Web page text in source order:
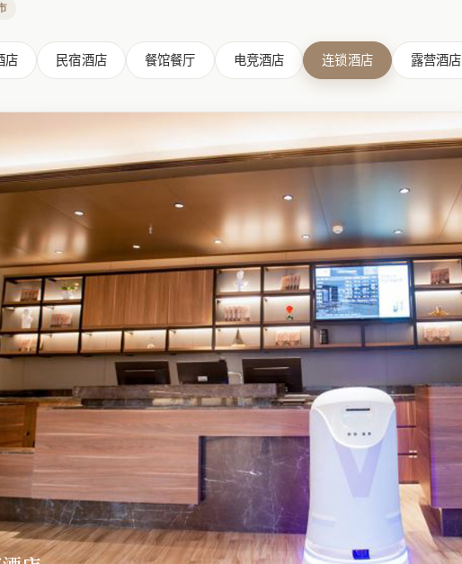
店 民宿酒店 餐馆餐厅 电竞酒店 连锁酒店 露营酒店